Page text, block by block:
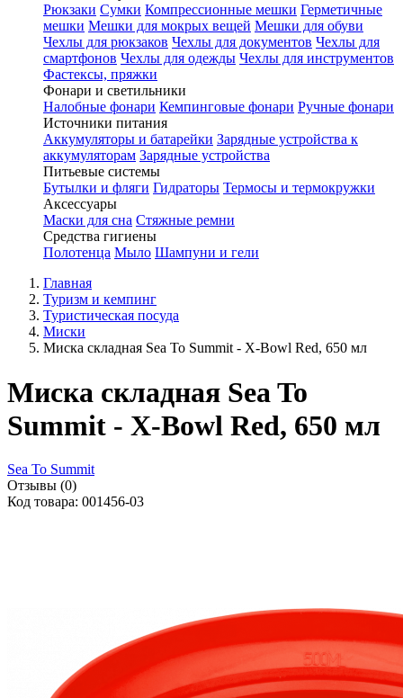
Рюкзаки Сумки Компрессионные мешки Герметичные
мешки Мешки для мокрых вещей Мешки для обуви
Чехлы для рюкзаков Чехлы для документов Чехлы для
смартфонов Чехлы для одежды Чехлы для инструментов
Фастексы, пряжки
Фонари и светильники
Налобные фонари Кемпинговые фонари Ручные фонари
Источники питания
Аккумуляторы и батарейки Зарядные устройства к
аккумуляторам Зарядные устройства
Питьевые системы
Бутылки и фляги Гидраторы Термосы и термокружки
Аксессуары
Маски для сна Стяжные ремни
Средства гигиены
Полотенца Мыло Шампуни и гели
Главная
Туризм и кемпинг
Туристическая посуда
Миски
Миска складная Sea To Summit - X-Bowl Red, 650 мл
Миска складная Sea To
Summit - X-Bowl Red, 650 мл
Sea To Summit
Отзывы (0)
Код товара: 001456-03